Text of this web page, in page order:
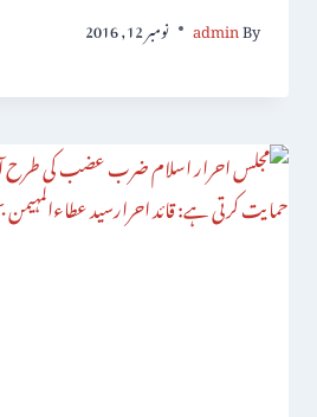
By
admin نومبر 12, 2016